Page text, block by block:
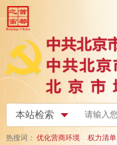
热搜词： 优化营商环境 权力清单